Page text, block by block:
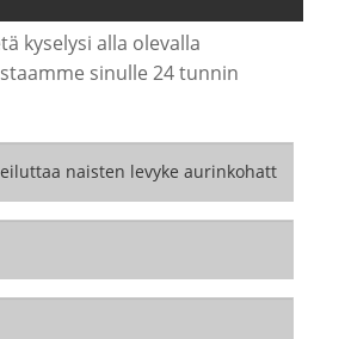
kyselysi alla olevalla
sinulle 24 tunnin